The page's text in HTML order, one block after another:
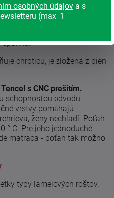
je so
sedemzónovou
ktoré menia v
spánku.
chrbticu, je zložená z pien
Tencel s CNC prešitím.
schopnosťou odvodu
vrstvy pomáhajú
ženy nechladí. Poťah
° C. Pre jeho jednoduché
matraca - poťah tak možno
typy lamelových roštov.
osobných údajov a s
(max. 1